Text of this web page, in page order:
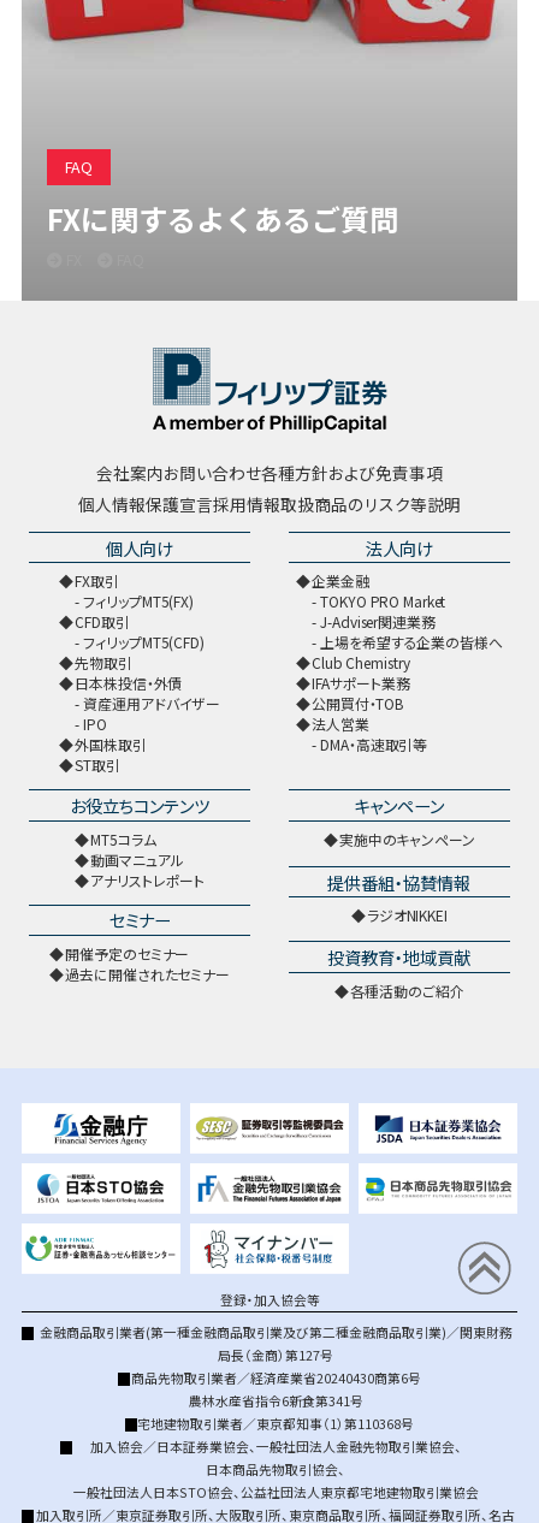
FAQ
FXに関するよくあるご質問
会社案内お問い合わせ各種方針および免責事項
個人情報保護宣言採用情報取扱商品のリスク等説明
個人向け
FX取引
フィリップMT5(FX)
CFD取引
フィリップMT5(CFD)
先物取引
日本株投信・外債
資産運用アドバイザー
IPO
外国株取引
ST取引
法人向け
企業金融
TOKYO PRO Market
J-Adviser関連業務
上場を希望する企業の皆様へ
Club Chemistry
IFAサポート業務
公開買付・TOB
法人営業
DMA・高速取引等
お役立ちコンテンツ
MT5コラム
動画マニュアル
アナリストレポート
セミナー
開催予定のセミナー
過去に開催されたセミナー
キャンペーン
実施中のキャンペーン
提供番組・協賛情報
ラジオNIKKEI
投資教育・地域貢献
各種活動のご紹介
登録・加入協会等
金融商品取引業者(第一種金融商品取引業及び第二種金融商品取引業)／関東財務
局長（金商）第127号
商品先物取引業者／経済産業省20240430商第6号
農林水産省指令6新食第341号
宅地建物取引業者／東京都知事（1）第110368号
加入協会／日本証券業協会、一般社団法人金融先物取引業協会、
日本商品先物取引協会、
一般社団法人日本STO協会、公益社団法人東京都宅地建物取引業協会
加入取引所／東京証券取引所、大阪取引所、 東京商品取引所、福岡証券取引所、名古